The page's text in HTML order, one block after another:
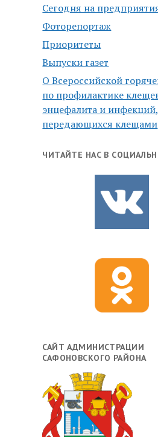
Сегодня на
Фоторепортаж
Приоритеты
Выпуски газет
О Всероссийской
по профилактике
энцефалита и инфекций,
передающихся клещами
ЧИТАЙТЕ НАС В
САЙТ АДМИНИСТРАЦИИ
САФОНОВСКОГО РАЙОНА